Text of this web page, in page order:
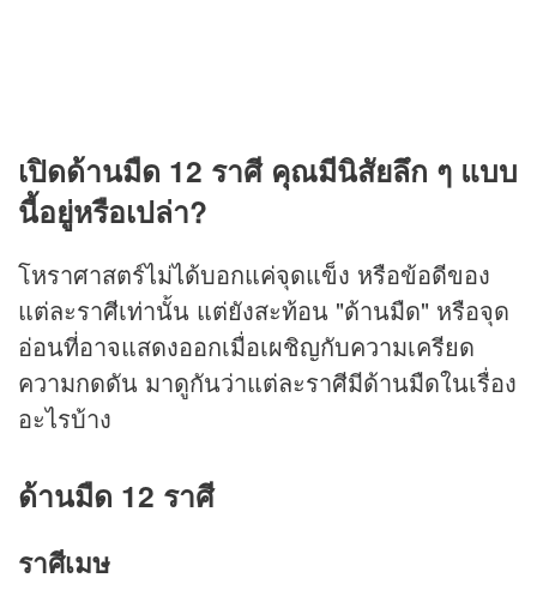
เปิดด้านมืด 12 ราศี คุณมีนิสัยลึก ๆ แบบ
นี้อยู่หรือเปล่า?
โหราศาสตร์ไม่ได้บอกแค่จุดแข็ง หรือข้อดีของ
แต่ละราศีเท่านั้น แต่ยังสะท้อน "ด้านมืด" หรือจุด
อ่อนที่อาจแสดงออกเมื่อเผชิญกับความเครียด
ความกดดัน มาดูกันว่าแต่ละราศีมีด้านมืดในเรื่อง
อะไรบ้าง
ด้านมืด 12 ราศี
ราศีเมษ